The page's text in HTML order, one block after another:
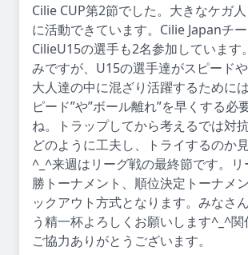
Cilie CUP第2節でした。大きなケガ
に活動できています。Cilie Japanチー
CilieU15の選手も2名参加しています
みですが、U15の選手達がスピード
大人達の中に混ざり活躍するために
ピード”や”ボール離れ”を早くする必
ね。トラップしてから考えるでは対抗
どのように工夫し、トライするのか
^_^来週はリーグ戦の最終節です。
勝トーナメント、順位決定トーナメ
ックアウト方式となります。みなさ
う精一杯よろしくお願いします^_^関
ご協力ありがとうございます。